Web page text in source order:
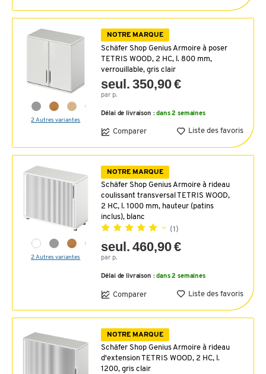
2 Autres variantes
NOTRE MARQUE
Schäfer Shop Genius Armoire à poser
TETRIS WOOD, 2 HC, l. 800 mm,
verrouillable, gris clair
seul. 350,90 €
par p.
Délai de livraison :dans 2 semaines
Comparer Liste des favoris
2 Autres variantes
NOTRE MARQUE
Schäfer Shop Genius Armoire à rideau
coulissant transversal TETRIS WOOD,
2 HC, l. 1000 mm, hauteur (patins
inclus), blanc
(1)
seul. 460,90 €
par p.
Délai de livraison :dans 2 semaines
Comparer Liste des favoris
NOTRE MARQUE
Schäfer Shop Genius Armoire à rideau
d'extension TETRIS WOOD, 2 HC, l.
1200, gris clair